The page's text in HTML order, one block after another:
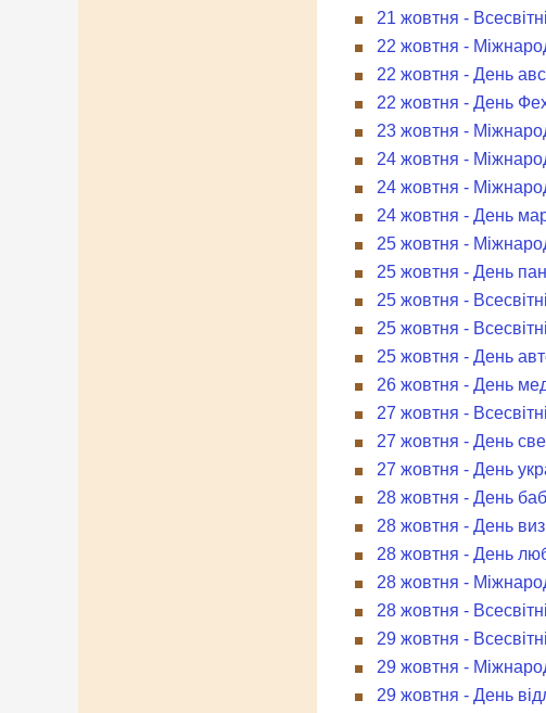
21 жовтня -
22 жовтня -
22 жовтня - День
22 жовтня - День
23 жовтня -
24 жовтня -
24 жовтня -
24 жовтня - День
25 жовтня -
25 жовтня - День
25 жовтня -
25 жовтня -
25 жовтня - День
26 жовтня - День
27 жовтня -
27 жовтня - День
27 жовтня - День
28 жовтня - День
28 жовтня - День
28 жовтня - День
28 жовтня -
28 жовтня -
29 жовтня -
29 жовтня -
29 жовтня - День